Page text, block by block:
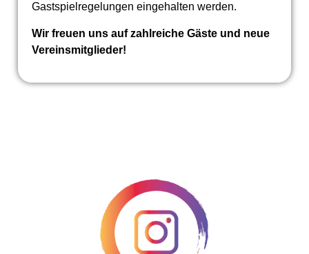
Gastspielregelungen eingehalten werden.
Wir freuen uns auf zahlreiche Gäste und neue
Vereinsmitglieder!